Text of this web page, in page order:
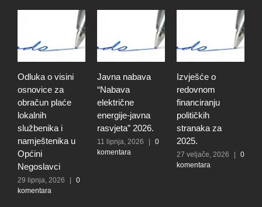
Odluka o visini
osnovice za
obračun plaće
lokalnih
službenika i
namještenika u
Općini
Negoslavci
29 lipnja, 2026
0
komentara
Javna nabava
“Nabava
električne
energije-javna
rasvjeta” 2026.
11 lipnja, 2026
0
komentara
Izvješće o
redovnom
financiranju
političkih
stranaka za
2025.
27 veljače, 2026
0
komentara